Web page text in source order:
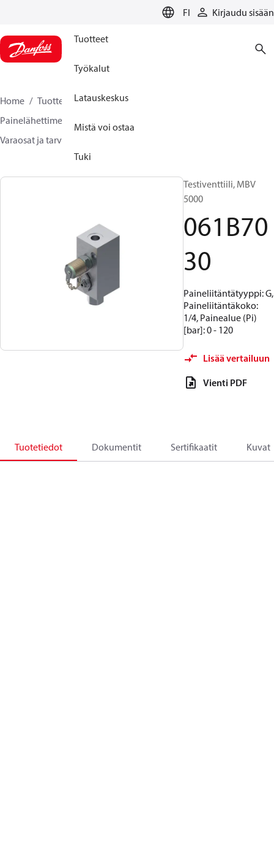
FI Kirjaudu sisään
Tuotteet
Työkalut
Latauskeskus
Mistä voi ostaa
Tuki
Home Tuotteet
Sensing solutions
Painelähettimet ja tarvikkeet
Varaosat ja tarvikkeet painelähettimille
Testiventtiili, MBV
5000
061B70
30
Paineliitäntätyyppi: G,
Paineliitäntäkoko:
1/4, Painealue (Pi)
[bar]: 0 - 120
Lisää vertailuun
Vienti PDF
Tuotetiedot Dokumentit Sertifikaatit Kuvat